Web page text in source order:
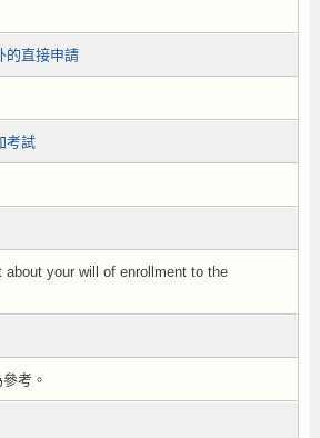
的直接申請
考試
about your will of enrollment to the
考。